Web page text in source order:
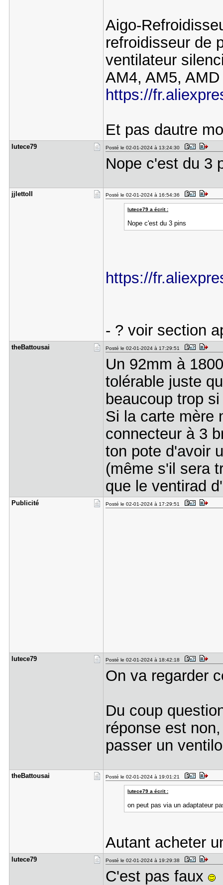
Aigo-
refroidisseur de
ventilateur
AM4, AM5, AMD
https://
Et pas dautre
lutece79 Posté le 02-01-2024 à 13:24:30
Nope c'est du 3
jjlettoII Posté le 02-01-2024 à 16:54:36
lutece79 a écrit :
Nope c'est du 3 pins
https://
- ? voir section
theBattous​ai Posté le 02-01-2024 à 17:29:51
Un 92mm à
tolérable juste
beaucoup trop
Si la carte mère
connecteur à 3
ton pote d'avoir
(même s'il sera
que le ventirad
Publicité Posté le 02-01-2024 à 17:29:51
lutece79 Posté le 02-01-2024 à 18:42:18
On va regarder
Du coup
réponse est
passer un
theBattous​ai Posté le 02-01-2024 à 19:01:21
lutece79 a écrit :
on peut pas via un adaptateur
Autant acheter
lutece79 Posté le 02-01-2024 à 19:29:38
C'est pas faux